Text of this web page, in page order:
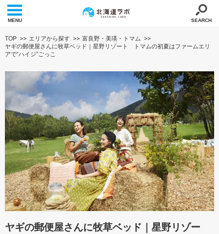
MENU SEARCH
TOP エリアから探す
富良野・美瑛・トマム
ヤギの郵便屋さんに牧草ベッド｜星野リゾート トマムの初夏はファームエリ
アで“ハイジ”ごっこ
ヤギの郵便屋さんに牧草ベッド｜星野リゾー